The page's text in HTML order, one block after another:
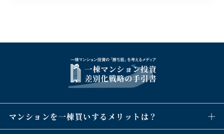
マンションを一棟買いするメリットは？